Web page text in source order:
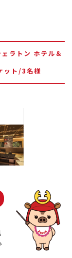
ラトン ホテル＆
ット/3名様